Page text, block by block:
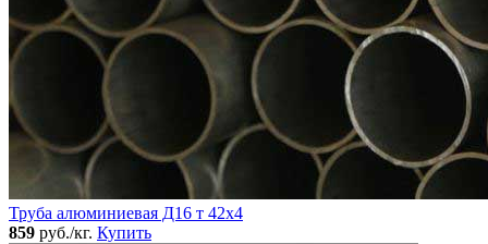
Труба алюминиевая Д16 т 42х4
859 руб./кг. Купить